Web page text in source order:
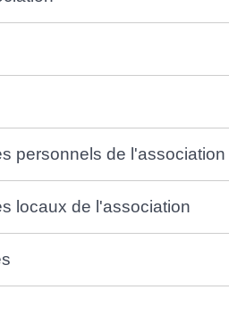
personnels de l'association
locaux de l'association